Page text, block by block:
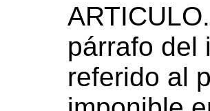
párrafo del
referido al